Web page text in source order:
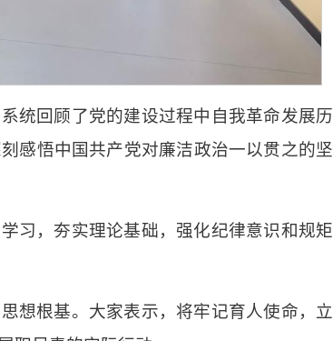
统回顾了党的建设过程中自我革命发展历
感悟中国共产党对廉洁政治一以贯之的坚
习，夯实理论基础，强化纪律意识和规矩
想根基。大家表示，将牢记育人使命，立